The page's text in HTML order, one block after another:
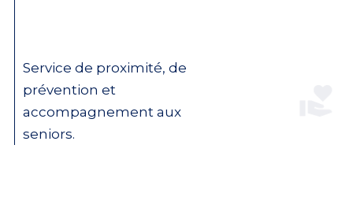
Service de proximité, de
prévention et
accompagnement aux
seniors.